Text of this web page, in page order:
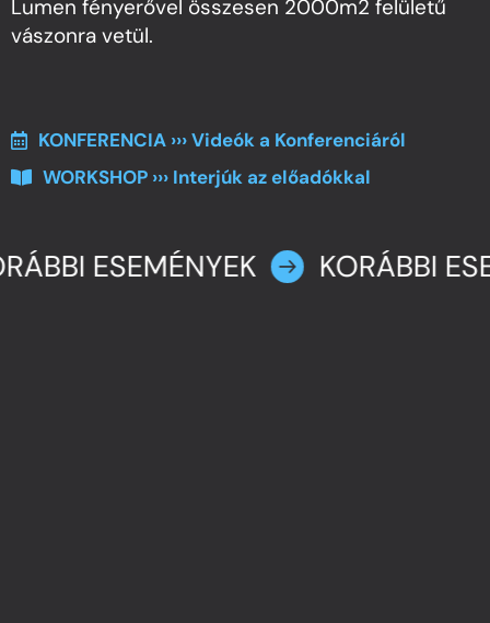
Lumen fényerővel összesen 2000m2 felületű
vászonra vetül.
KONFERENCIA ››› Videók a Konferenciáról
WORKSHOP ››› Interjúk az előadókkal
ESEMÉNYEK KORÁBBI